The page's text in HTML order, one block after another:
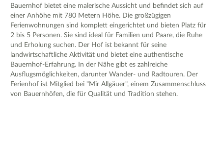
Bauernhof bietet eine malerische Aussicht und befindet sich auf
einer Anhöhe mit 780 Metern Höhe. Die großzügigen
Ferienwohnungen sind komplett eingerichtet und bieten Platz für
2 bis 5 Personen. Sie sind ideal für Familien und Paare, die Ruhe
und Erholung suchen. Der Hof ist bekannt für seine
landwirtschaftliche Aktivität und bietet eine authentische
Bauernhof-Erfahrung. In der Nähe gibt es zahlreiche
Ausflugsmöglichkeiten, darunter Wander- und Radtouren. Der
Ferienhof ist Mitglied bei "Mir Allgäuer", einem Zusammenschluss
von Bauernhöfen, die für Qualität und Tradition stehen.